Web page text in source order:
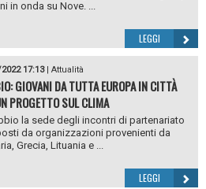
in onda su Nove. ...
LEGGI
17:13| Attualità
GIOVANI DA TUTTA EUROPA IN CITTÀ
PROGETTO SUL CLIMA
la sede degli incontri di partenariato
da organizzazioni provenienti da
Grecia, Lituania e ...
LEGGI